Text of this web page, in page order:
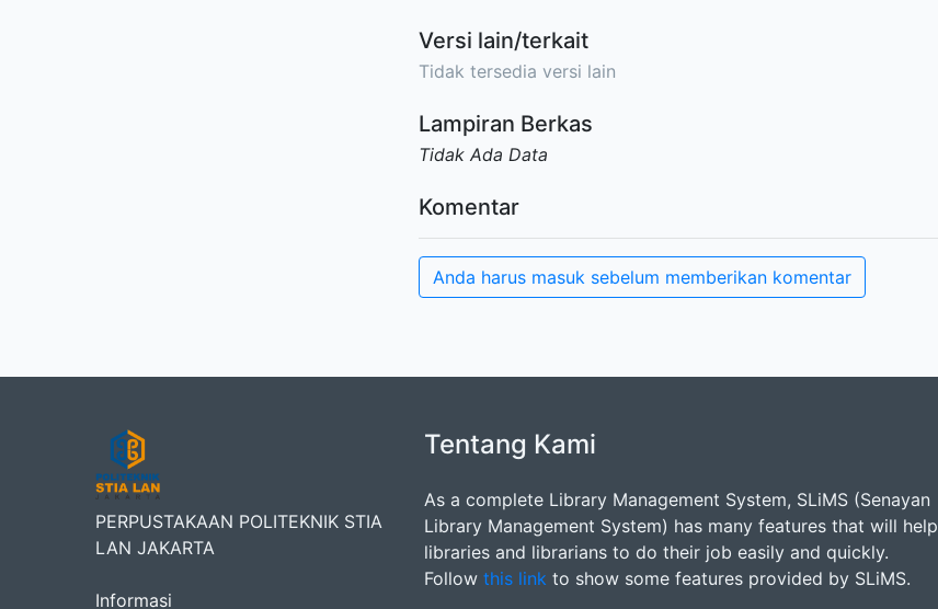
Versi lain/terkait
Tidak tersedia versi lain
Lampiran Berkas
Tidak Ada Data
Komentar
Anda harus masuk sebelum memberikan komentar
PERPUSTAKAAN POLITEKNIK STIA
LAN JAKARTA
Informasi
Tentang Kami
As a complete Library Management System, SLiMS (Senayan
Library Management System) has many features that will help
libraries and librarians to do their job easily and quickly.
Follow this link to show some features provided by SLiMS.